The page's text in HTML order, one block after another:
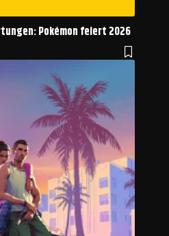
Pokémon feiert 2026